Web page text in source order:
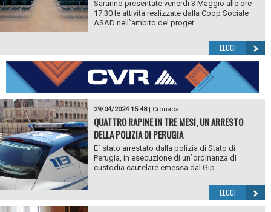
Saranno presentate venerdi 3 Maggio alle ore
17.30 le attività realizzate dalla Coop Sociale
ASAD nell`ambito del proget...
LEGGI
29/04/2024 15:48| Cronaca
QUATTRO RAPINE IN TRE MESI, UN ARRESTO
DELLA POLIZIA DI PERUGIA
E` stato arrestato dalla polizia di Stato di
Perugia, in esecuzione di un`ordinanza di
custodia cautelare emessa dal Gip...
LEGGI